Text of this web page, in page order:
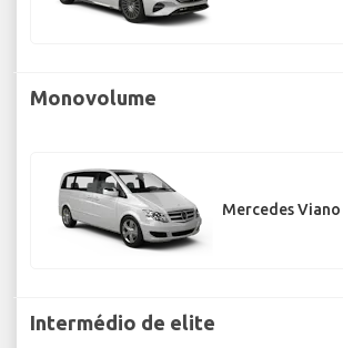
Monovolume
Mercedes Viano
Intermédio de elite